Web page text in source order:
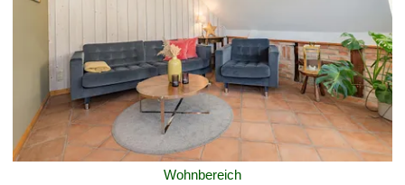
Wohnbereich